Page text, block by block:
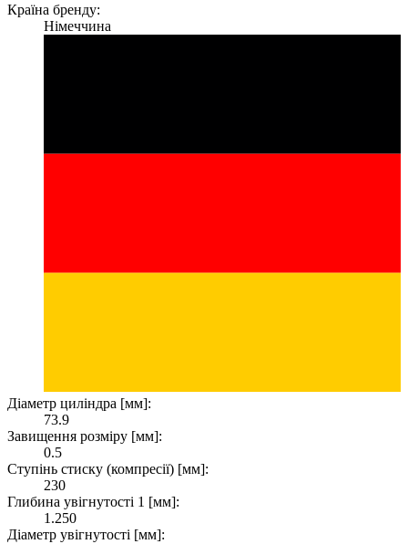
Країна бренду:
Німеччина
Діаметр циліндра [мм]:
73.9
Завищення розміру [мм]:
0.5
Ступінь стиску (компресії) [мм]:
230
Глибина увігнутості 1 [мм]:
1.250
Діаметр увігнутості [мм]: